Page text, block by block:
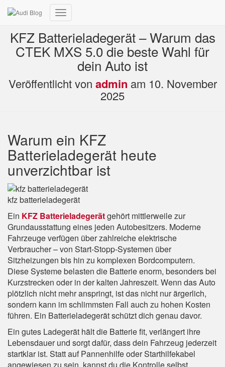
Navigation
umschalten
KFZ Batterieladegerät – Warum das
CTEK MXS 5.0 die beste Wahl für
dein Auto ist
Veröffentlicht von admin am 10. November
2025
Warum ein KFZ
Batterieladegerät heute
unverzichtbar ist
kfz batterieladegerät
Ein KFZ Batterieladegerätgehört mittlerweile zur
Grundausstattung eines jeden Autobesitzers. Moderne
Fahrzeuge verfügen über zahlreiche elektrische
Verbraucher – von Start-Stopp-Systemen über
Sitzheizungen bis hin zu komplexen Bordcomputern.
Diese Systeme belasten die Batterie enorm, besonders bei
Kurzstrecken oder in der kalten Jahreszeit. Wenn das Auto
plötzlich nicht mehr anspringt, ist das nicht nur ärgerlich,
sondern kann im schlimmsten Fall auch zu hohen Kosten
führen. Ein Batterieladegerät schützt dich genau davor.
Ein gutes Ladegerät hält die Batterie fit, verlängert ihre
Lebensdauer und sorgt dafür, dass dein Fahrzeug jederzeit
startklar ist. Statt auf Pannenhilfe oder Starthilfekabel
angewiesen zu sein, kannst du die Kontrolle selbst